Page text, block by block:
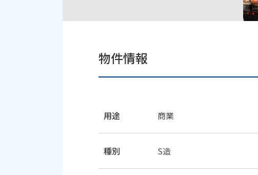
物件情報
用途 商業
種別 S造